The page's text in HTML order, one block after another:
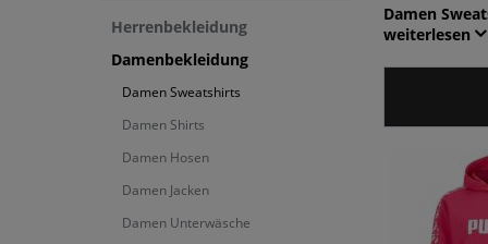
Herrenbekleidung
Damenbekleidung
Damen Sweatshirts
Damen Shirts
Damen Hosen
Damen Jacken
Damen Unterwäsche
Damen
weiterlesen